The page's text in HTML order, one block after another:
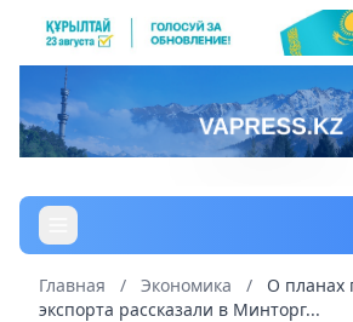
Главная / Экономика /
О планах
экспорта рассказали в Минторг...